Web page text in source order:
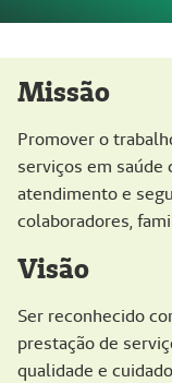
Missão
Promover o
serviços em saúde
atendimento e
colaboradores,
Visão
Ser reconhecido
prestação de
qualidade e